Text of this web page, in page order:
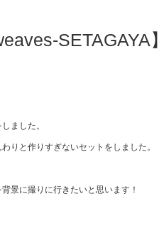
SETAGAYA】
ました。
りと作りすぎないセットをしました。
景に撮りに行きたいと思います！